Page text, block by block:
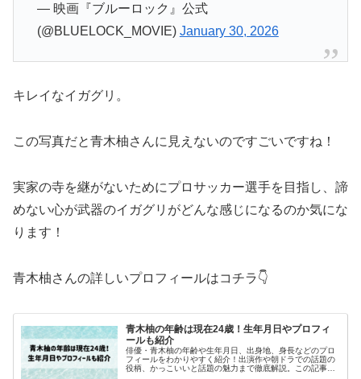
— 映画『ブルーロック』公式
(@BLUELOCK_MOVIE) January 30, 2026
キレイなイガグリ。
この写真だと青木柚さんに見えないのですごいですね！
実家の寺を継がないためにプロサッカー選手を目指し、諦
めない心が武器のイガグリがどんな感じになるのか気にな
ります！
青木柚さんの詳しいプロフィールはコチラ👇
青木柚の年齢は現在24歳！生年月日やプロフィ
ールも紹介
俳優・青木柚の年齢や生年月日、出身地、身長などのプロ
フィールをわかりやすく紹介！出演作や朝ドラでの話題の
役柄、かっこいいと話題の魅力まで徹底解説。この記事を